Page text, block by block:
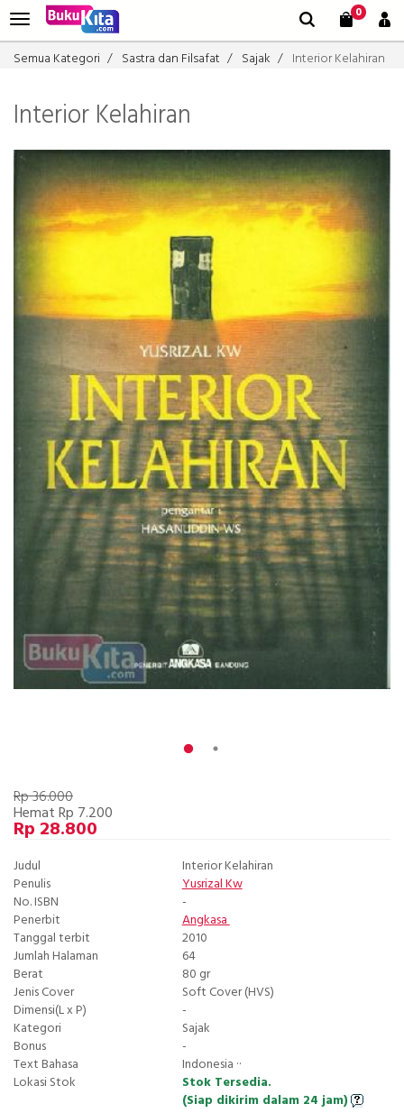
0
Semua Kategori Sastra dan Filsafat Sajak Interior Kelahiran
Interior Kelahiran
Rp 36.000
Hemat Rp 7.200
Rp 28.800
Judul
Interior Kelahiran
Penulis
Yusrizal Kw
No. ISBN
-
Penerbit
Angkasa
Tanggal terbit
2010
Jumlah Halaman
64
Berat
80 gr
Jenis Cover
Soft Cover (HVS)
Dimensi(L x P)
-
Kategori
Sajak
Bonus
-
Text Bahasa
Indonesia ··
Lokasi Stok
Stok Tersedia.
(Siap dikirim dalam 24 jam)